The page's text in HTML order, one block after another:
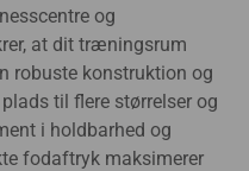
og
at dit træningsrum
robuste konstruktion og
til flere størrelser og
i holdbarhed og
fodaftryk maksimerer